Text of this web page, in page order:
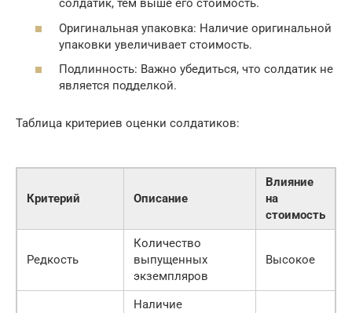
солдатик, тем выше его стоимость.
Оригинальная упаковка: Наличие оригинальной
упаковки увеличивает стоимость.
Подлинность: Важно убедиться, что солдатик не
является подделкой.
Таблица критериев оценки солдатиков:
Критерий Описание
Влияние
на
стоимость
Редкость
Количество
выпущенных
экземпляров
Высокое
Наличие